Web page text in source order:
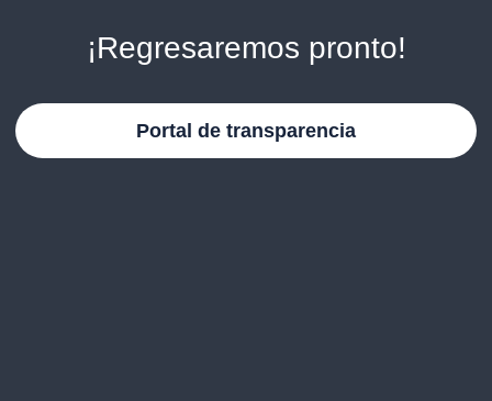
¡Regresaremos pronto!
Portal de transparencia